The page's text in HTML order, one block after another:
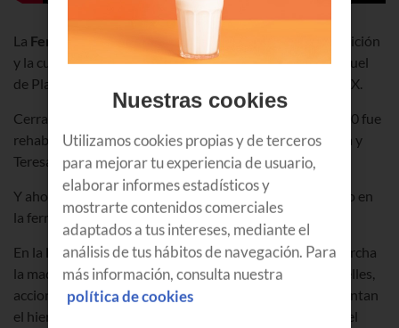
La Ferrería de Mirandaola
es un símbolo vivo de la tradición
y la cultura vasca. Fundada por el ferrón mayor don Miguel
de Plazaola, estuvo en funcionamiento del siglo XV al XIX.
Cerrada a partir del siglo XX durante años, en los años 50 fue
rehabilitada gracias al mecenazgo de Patricio Etxeberria y
Teresa Agirre.
Y ahora ofrece a los visitantes una recreación del trabajo en
la ferrería tal y como lo hacían nuestros antepasados.
En la Ferrería de Mirandaola, los ferrones ponen en marcha
la maquinaria que nos traslada al s.XVI. Dos grandes fuelles,
accionados por la fuerza del agua, avivan el fuego y calientan
el hierro al rojo vivo a más de 1200 grados. De moldear el
Nuestras cookies
Utilizamos cookies propias y de terceros
para mejorar tu experiencia de usuario,
elaborar informes estadísticos y
mostrarte contenidos comerciales
adaptados a tus intereses, mediante el
análisis de tus hábitos de navegación. Para
más información, consulta nuestra
política de cookies